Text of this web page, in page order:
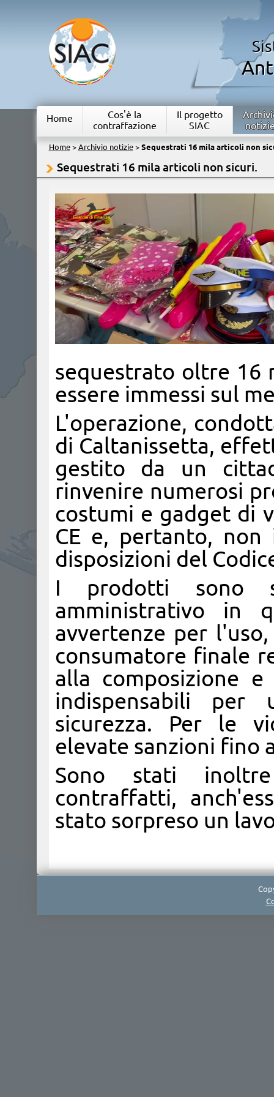
Home
Cos'è la
contraffazione
Il progetto
SIAC
Home> Archivio notizie> Sequestrati 16 mila articoli non
Sequestrati 16 mila articoli non sicuri.
sequestrato oltre 16
essere immessi sul
L'operazione,
di Caltanissetta,
gestito da un
rinvenire numerosi
costumi e gadget di
CE e, pertanto, non
disposizioni del
I prodotti sono
amministrativo in
avvertenze per
consumatore finale
alla composizione
indispensabili
sicurezza. Per le
elevate sanzioni fino
Sono stati
contraffatti,
stato sorpreso un